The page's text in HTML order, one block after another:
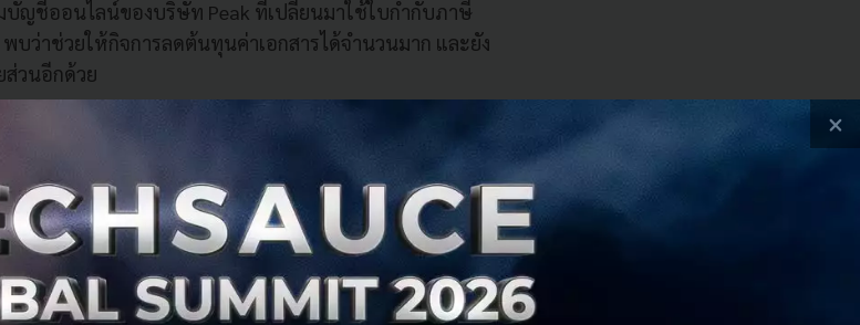
บัญชีออนไลน์ของบริษัท Peak ที่เปลี่ยนมาใช้ใบกำกับภาษี
บว่าช่วยให้กิจการลดต้นทุนค่าเอกสารได้จำนวนมาก และยัง
วนอีกด้วย
น สมมติมีสามคน อาจต้องลงทุนด้วยจำนวนเงินถึง 720,000
ลดความผิดพลาดที่อาจจะเกิดขึ้น เพราะการทำบัญชีเป็นเรื่อง
การใช้ระบบบัญชีออนไลน์ที่มีเทคโนโลยี AI คอยช่วยเหลือ จะ
งดี ทำให้ผู้ประกอบการมั่นใจได้มากขึ้น ไม่ว่าจะเป็นการคำนวณ
×